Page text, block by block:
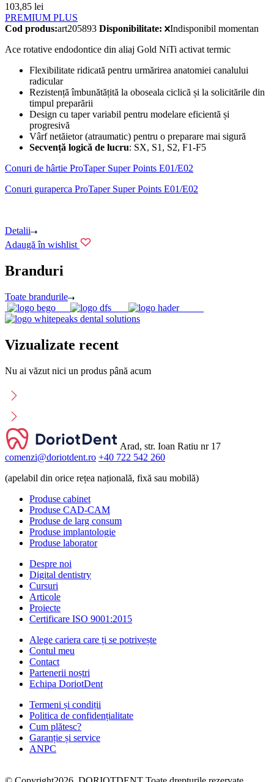
103,85 lei
PREMIUM PLUS
Cod produs:art205893 Disponibilitate:
Indisponibil momentan
Ace rotative endodontice din aliaj Gold NiTi activat termic
Flexibilitate ridicată pentru urmărirea anatomiei canalului
radicular
Rezistență îmbunătățită la oboseala ciclică și la solicitările din
timpul preparării
Design cu taper variabil pentru modelare eficientă și
progresivă
Vârf netăietor (atraumatic) pentru o preparare mai sigură
Secvență logică de lucru: SX, S1, S2, F1-F5
Conuri de hârtie ProTaper Super Points E01/E02
Conuri guraperca ProTaper Super Points E01/E02
Detalii
Adaugă în wishlist
Branduri
Toate brandurile
Vizualizate recent
Nu ai văzut nici un produs până acum
Arad, str. Ioan Ratiu nr 17
comenzi@doriotdent.ro +40 722 542 260
(apelabil din orice rețea națională, fixă sau mobilă)
Produse cabinet
Produse CAD-CAM
Produse de larg consum
Produse implantologie
Produse laborator
Despre noi
Digital dentistry
Cursuri
Articole
Proiecte
Certificare ISO 9001:2015
Alege cariera care ți se potrivește
Contul meu
Contact
Partenerii noștri
Echipa DoriotDent
Termeni și condiții
Politica de confidențialitate
Cum plătesc?
Garanție și service
ANPC